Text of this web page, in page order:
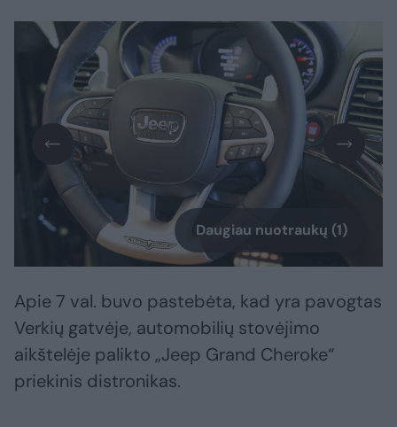
Daugiau nuotraukų (1)
Apie 7 val. buvo pastebėta, kad yra pavogtas
Verkių gatvėje, automobilių stovėjimo
aikštelėje palikto „Jeep Grand Cheroke“
priekinis distronikas.